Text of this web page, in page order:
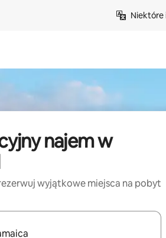
Niektóre
najem w
wyjątkowe miejsca na pobyt
będą dostępne, możesz poruszać się po